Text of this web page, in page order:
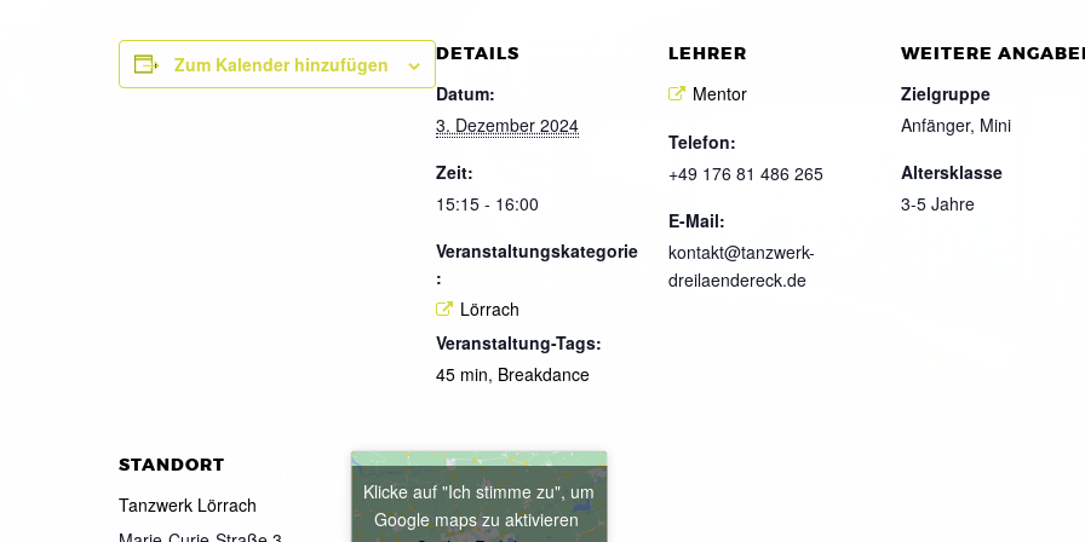
Zum Kalender hinzufügen DETAILS
Datum:
3. Dezember 2024
Zeit:
15:15 - 16:00
Veranstaltungskategorie
:
Lörrach
Veranstaltung-Tags:
45 min, Breakdance
LEHRER
Mentor
Telefon:
+49 176 81 486 265
E-Mail:
kontakt@tanzwerk-
dreilaendereck.de
WEITERE
Zielgruppe
Anfänger, Mini
Altersklasse
3-5 Jahre
STANDORT
Tanzwerk Lörrach
Klicke auf "Ich stimme zu", um
Google maps zu aktivieren